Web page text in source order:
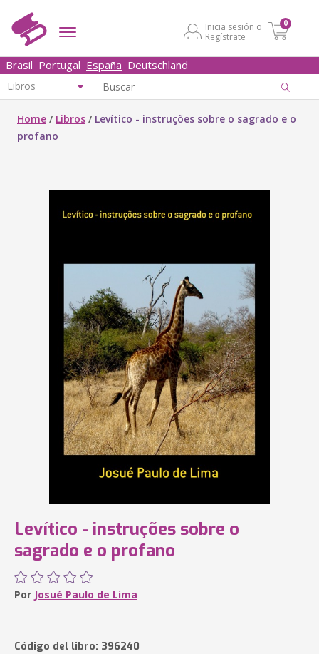
Inicia sesión o
Regístrate
0
Brasil Portugal España Deutschland
Home / Libros / Levítico - instruções sobre o sagrado e o
profano
Levítico - instruções sobre o
sagrado e o profano
Por Josué Paulo de Lima
Código del libro: 396240